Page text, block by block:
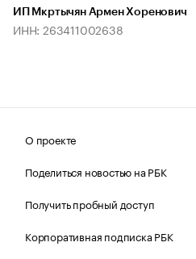
ИП Мкртычян Армен Хоренович
ИНН: 263411002638
О проекте
Поделиться новостью на РБК
Получить пробный доступ
Корпоративная подписка РБК